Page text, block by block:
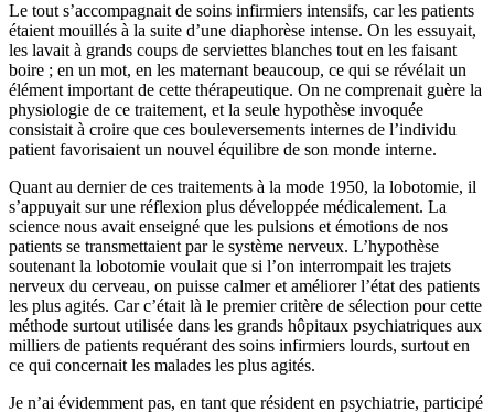
Le tout s’accompagnait de soins infirmiers intensifs, car les patients
étaient mouillés à la suite d’une diaphorèse intense. On les essuyait,
les lavait à grands coups de serviettes blanches tout en les faisant
boire ; en un mot, en les maternant beaucoup, ce qui se révélait un
élément important de cette thérapeutique. On ne comprenait guère la
physiologie de ce traitement, et la seule hypothèse invoquée
consistait à croire que ces bouleversements internes de l’individu
patient favorisaient un nouvel équilibre de son monde interne.
Quant au dernier de ces traitements à la mode 1950, la lobotomie, il
s’appuyait sur une réflexion plus développée médicalement. La
science nous avait enseigné que les pulsions et émotions de nos
patients se transmettaient par le système nerveux. L’hypothèse
soutenant la lobotomie voulait que si l’on interrompait les trajets
nerveux du cerveau, on puisse calmer et améliorer l’état des patients
les plus agités. Car c’était là le premier critère de sélection pour cette
méthode surtout utilisée dans les grands hôpitaux psychiatriques aux
milliers de patients requérant des soins infirmiers lourds, surtout en
ce qui concernait les malades les plus agités.
Je n’ai évidemment pas, en tant que résident en psychiatrie, participé